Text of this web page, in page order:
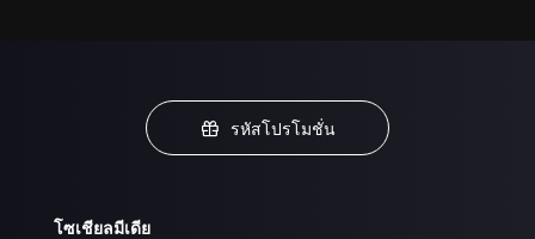
รหัสโปรโมชั่น
โซเชียลมีเดีย